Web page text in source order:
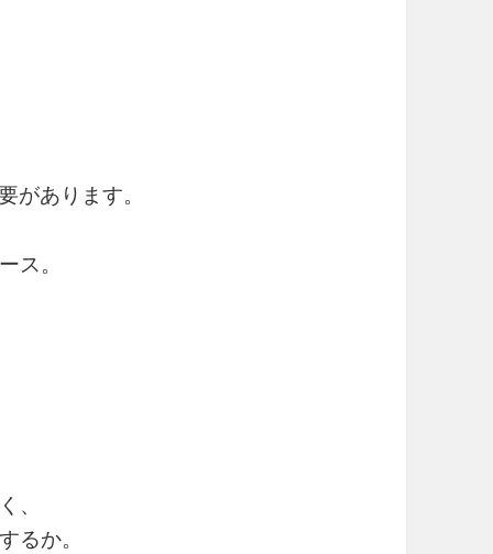
があります。
ス。
、
るか。